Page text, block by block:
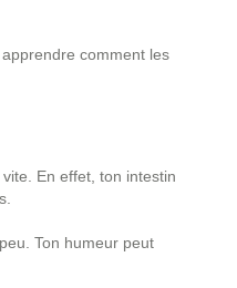
comment les
En effet, ton intestin
Ton humeur peut